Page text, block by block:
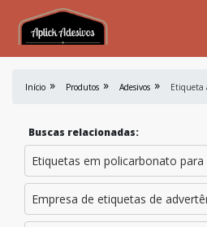
Início Produtos Adesivos
Buscas relacionadas:
Etiquetas em policarbonato para
Empresa de etiquetas de